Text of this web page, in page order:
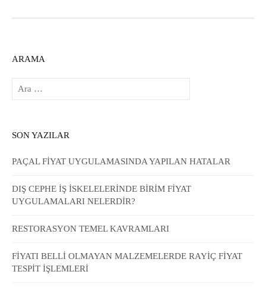
ARAMA
Arama:
SON YAZILAR
PAÇAL FİYAT UYGULAMASINDA YAPILAN HATALAR
DIŞ CEPHE İŞ İSKELELERİNDE BİRİM FİYAT
UYGULAMALARI NELERDİR?
RESTORASYON TEMEL KAVRAMLARI
FİYATI BELLİ OLMAYAN MALZEMELERDE RAYİÇ FİYAT
TESPİT İŞLEMLERİ